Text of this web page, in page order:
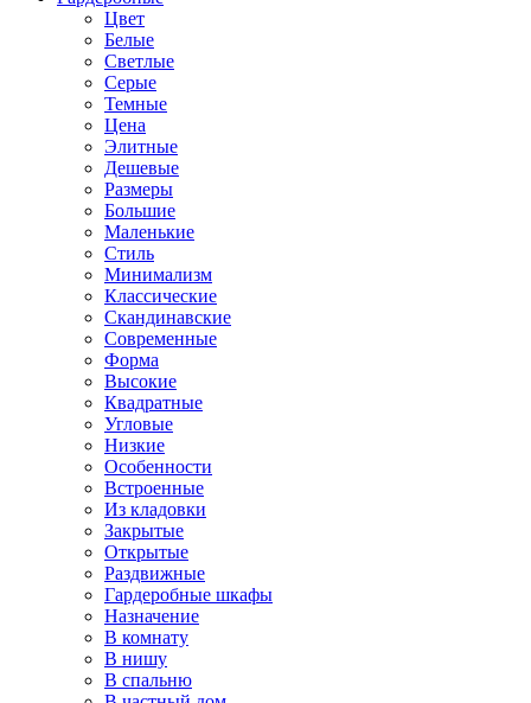
Цвет
Белые
Светлые
Серые
Темные
Цена
Элитные
Дешевые
Размеры
Большие
Маленькие
Стиль
Минимализм
Классические
Скандинавские
Современные
Форма
Высокие
Квадратные
Угловые
Низкие
Особенности
Встроенные
Из кладовки
Закрытые
Открытые
Раздвижные
Гардеробные шкафы
Назначение
В комнату
В нишу
В спальню